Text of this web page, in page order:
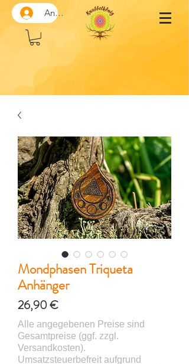
Anmelden
Mondphasen Triqueta
Anhänger
26,90 €Preis